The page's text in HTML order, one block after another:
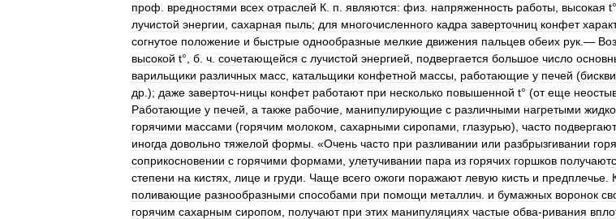
проф
вредностями всех отраслей К п являются: физ напряженность работы высокая t°
лучистой энергии сахарная пыль; для многочисленного кадра заверточниц конфет
согнутое положение и быстрые однообразные мелкие движения пальцев обеих рук .—
высокой t°, б ч сочетающейся с лучистой энергией подвергается большое число
варильщики различных масс катальщики конфетной массы работающие у печей (
др .); даже заверточ-ницы конфет работают при несколько повышенной t° (от еще
Работающие у печей а также рабочие манипулирующие с различными нагретыми
горячими массами (горячим молоком сахарными сиропами глазурью), часто
иногда довольно тяжелой формы . «Очень часто при разливании или разбрызгивании
соприкосновении с горячими формами улетучивании пара из горячих горшков
степени на кистях лице и груди Чаще всего ожоги поражают левую кисть и предплечье
поливающие разнообразными способами при помощи металлич и бумажных воронок
горячим сахарным сиропом получают при этих манипуляциях частые обва-ривания